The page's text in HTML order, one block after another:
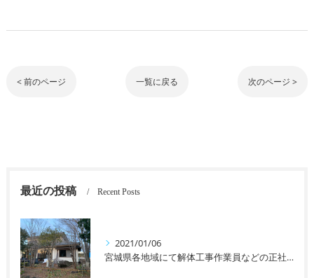
< 前のページ 一覧に戻る 次のページ >
最近の投稿 Recent Posts
2021/01/06
宮城県各地域にて解体工事作業員などの正社員、アルバイトなどを募集しております！未経験者の方や女性の方も大歓迎です！